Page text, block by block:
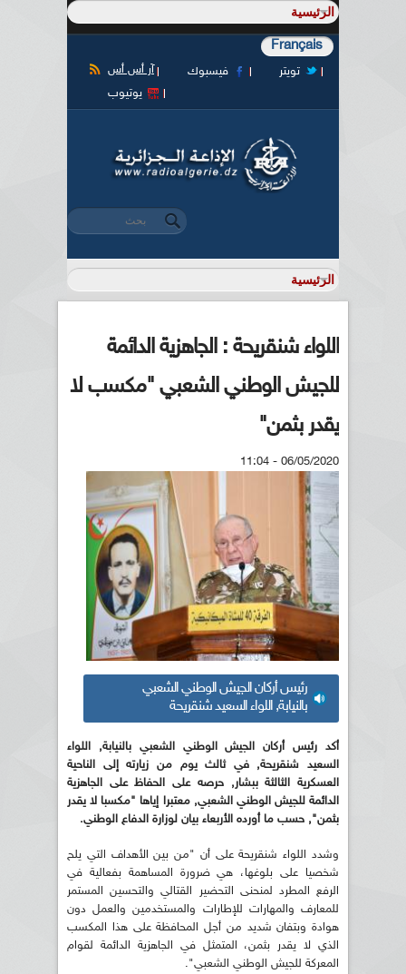
Français
آر أس أس فيسبوك
تويتر
يوتيوب
استمارة البحث
‏بحث ‏
اللواء شنقريحة : الجاهزية الدائمة
للجيش الوطني الشعبي "مكسب لا
يقدر بثمن"
06/05/2020 - 11:04
رئيس أركان الجيش الوطني الشعبي
بالنيابة, اللواء السعيد شنقريحة
أكد رئيس أركان الجيش الوطني الشعبي بالنيابة, اللواء
السعيد شنقريحة, في ثالث يوم من زيارته إلى الناحية
العسكرية الثالثة ببشار, حرصه على الحفاظ على الجاهزية
الدائمة للجيش الوطني الشعبي, معتبرا إياها "مكسبا لا يقدر
بثمن", حسب ما أورده الأربعاء بيان لوزارة الدفاع الوطني.
وشدد اللواء شنقريحة على أن "من بين الأهداف التي يلح
شخصيا على بلوغها، هي ضرورة المساهمة بفعالية في
الرفع المطرد لمنحنى التحضير القتالي والتحسين المستمر
للمعارف والمهارات للإطارات والمستخدمين والعمل دون
هوادة وبتفان شديد من أجل المحافظة على هذا المكسب
الذي لا يقدر بثمن، المتمثل في الجاهزية الدائمة لقوام
المعركة للجيش الوطني الشعبي".